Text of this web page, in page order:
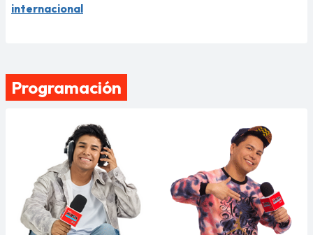
internacional
Programación